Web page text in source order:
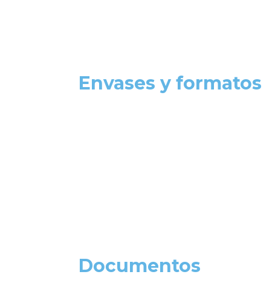
Envases y formatos
Documentos